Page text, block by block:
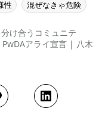
性 混ぜなきゃ危険
け合うコミュニテ
アライ宣言 | 八木